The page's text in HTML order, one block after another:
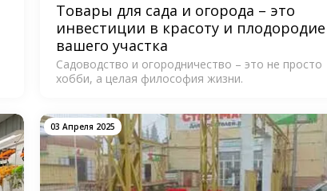
Товары для сада и огорода – это
инвестиции в красоту и плодородие
вашего участка
Садоводство и огородничество – это не просто
хобби, а целая философия жизни.
03 Апреля 2025